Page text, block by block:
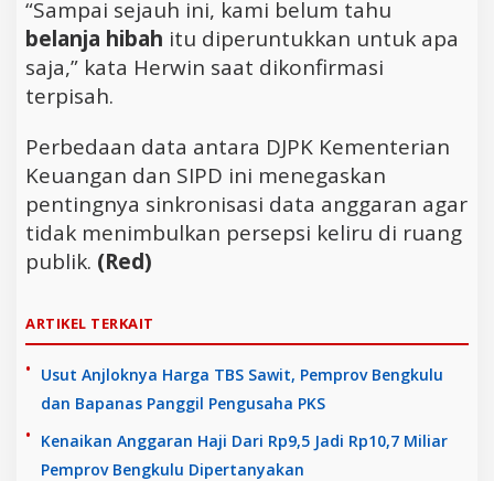
“Sampai sejauh ini, kami belum tahu
belanja hibah itu diperuntukkan untuk apa
saja,” kata Herwin saat dikonfirmasi
terpisah.
Perbedaan data antara DJPK Kementerian
Keuangan dan SIPD ini menegaskan
pentingnya sinkronisasi data anggaran agar
tidak menimbulkan persepsi keliru di ruang
publik. (Red)
ARTIKEL TERKAIT
Usut Anjloknya Harga TBS Sawit, Pemprov Bengkulu
dan Bapanas Panggil Pengusaha PKS
Kenaikan Anggaran Haji Dari Rp9,5 Jadi Rp10,7 Miliar
Pemprov Bengkulu Dipertanyakan